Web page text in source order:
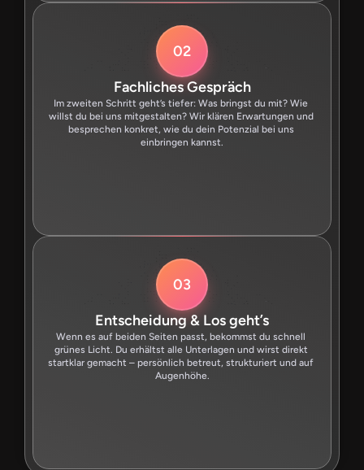
02
Fachliches Gespräch
Im zweiten Schritt geht’s tiefer: Was bringst du mit? Wie
willst du bei uns mitgestalten? Wir klären Erwartungen und
besprechen konkret, wie du dein Potenzial bei uns
einbringen kannst.
03
Entscheidung & Los geht’s
Wenn es auf beiden Seiten passt, bekommst du schnell
grünes Licht. Du erhältst alle Unterlagen und wirst direkt
startklar gemacht – persönlich betreut, strukturiert und auf
Augenhöhe.